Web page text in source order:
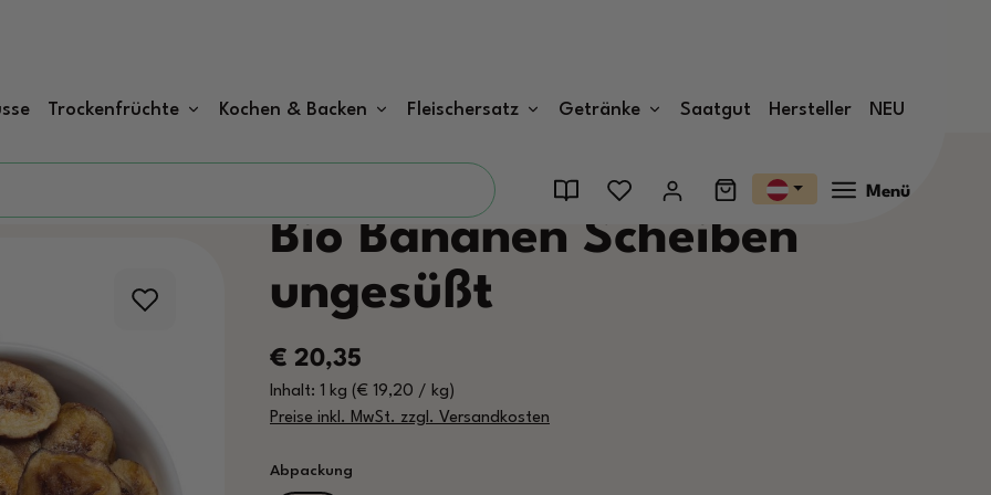
Trockenfrüchte Kochen & Backen Fleischersatz Getränke Saatgut Hersteller NEU
Menü
Bio Bananen Scheiben
ungesüßt
Regulärer Preis:
€ 20,35
Inhalt: 1 kg (€ 19,20 / kg)
Preise inkl. MwSt. zzgl. Versandkosten
Abpackung